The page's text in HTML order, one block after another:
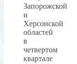
Запорожской
и
Херсонской
областей
в
четвертом
квартале